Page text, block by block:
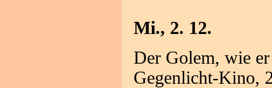
Mi., 2. 12.
Der Golem, wie
Gegenlicht-Kino,